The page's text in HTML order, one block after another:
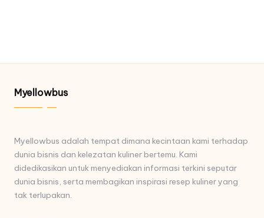
Myellowbus
Myellowbus adalah tempat dimana kecintaan kami terhadap
dunia bisnis dan kelezatan kuliner bertemu. Kami
didedikasikan untuk menyediakan informasi terkini seputar
dunia bisnis, serta membagikan inspirasi resep kuliner yang
tak terlupakan.